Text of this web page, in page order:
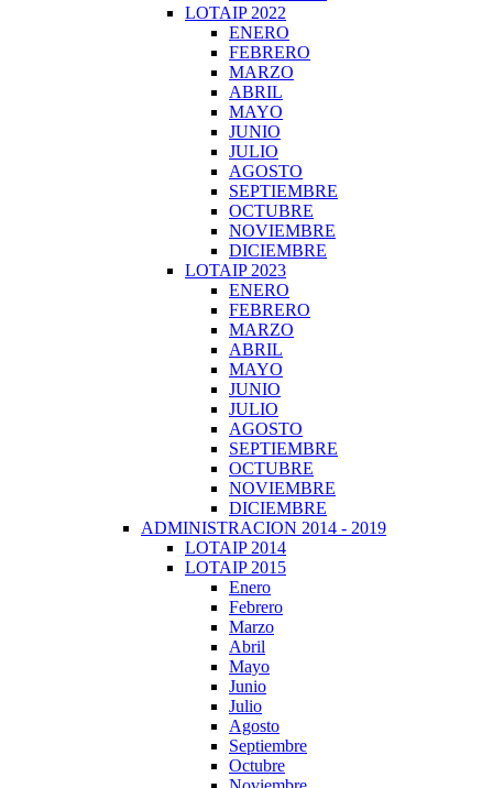
LOTAIP 2022
ENERO
FEBRERO
MARZO
ABRIL
MAYO
JUNIO
JULIO
AGOSTO
SEPTIEMBRE
OCTUBRE
NOVIEMBRE
DICIEMBRE
LOTAIP 2023
ENERO
FEBRERO
MARZO
ABRIL
MAYO
JUNIO
JULIO
AGOSTO
SEPTIEMBRE
OCTUBRE
NOVIEMBRE
DICIEMBRE
ADMINISTRACION 2014 - 2019
LOTAIP 2014
LOTAIP 2015
Enero
Febrero
Marzo
Abril
Mayo
Junio
Julio
Agosto
Septiembre
Octubre